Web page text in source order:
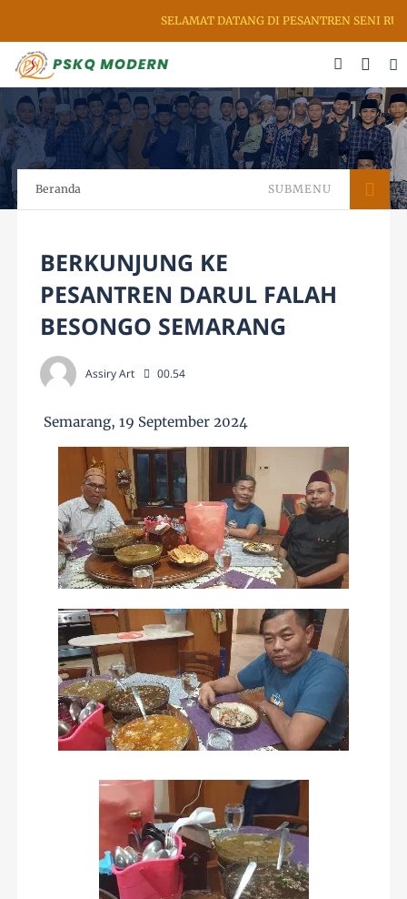
SELAMAT DATANG DI PESANTREN SENI
Beranda SUBMENU
BERKUNJUNG KE
PESANTREN DARUL FALAH
BESONGO SEMARANG
Assiry Art 00.54
Semarang, 19 September 2024